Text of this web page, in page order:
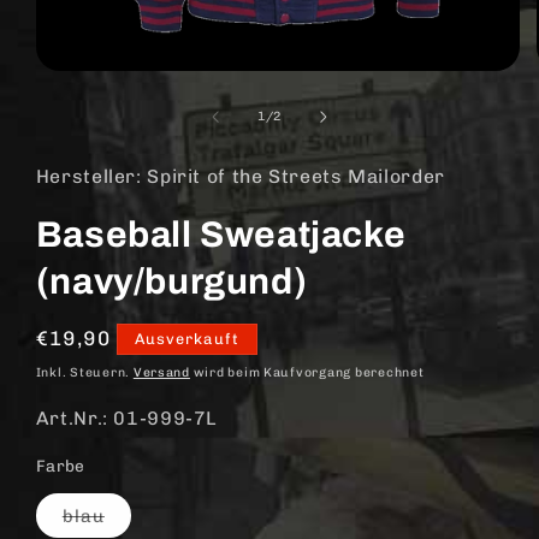
1/von
2
Hersteller: Spirit of the Streets Mailorder
Baseball Sweatjacke
(navy/burgund)
Normaler
Preis
€19,90 Ausverkauft
Inkl. Steuern. Versand wird beim Kaufvorgang berechnet
Art.Nr.: 01-999-7L
Farbe
blauVariante
ausverkauft